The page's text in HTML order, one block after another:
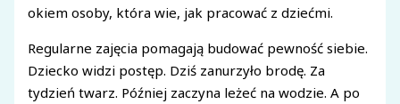
okiem osoby, która wie, jak pracować z dziećmi.
Regularne zajęcia pomagają budować pewność siebie.
Dziecko widzi postęp. Dziś zanurzyło brodę. Za
tydzień twarz. Później zaczyna leżeć na wodzie. A po